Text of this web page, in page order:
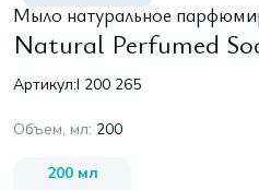
Мыло натуральное
Natural Perfumed
Артикул:I 200 265
Объем, мл: 200
200 мл